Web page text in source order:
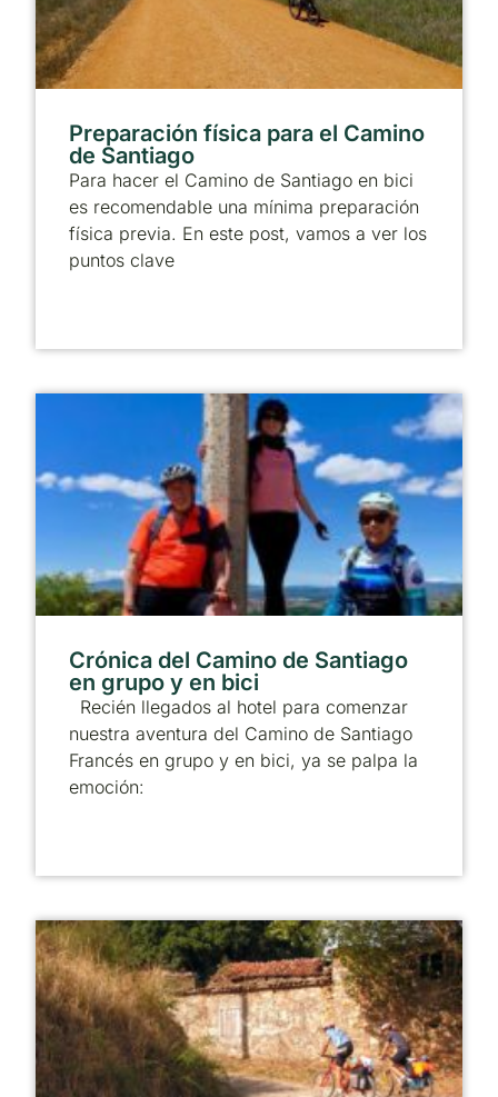
Preparación física para el Camino
de Santiago
Para hacer el Camino de Santiago en bici
es recomendable una mínima preparación
física previa. En este post, vamos a ver los
puntos clave
Crónica del Camino de Santiago
en grupo y en bici
Recién llegados al hotel para comenzar
nuestra aventura del Camino de Santiago
Francés en grupo y en bici, ya se palpa la
emoción: